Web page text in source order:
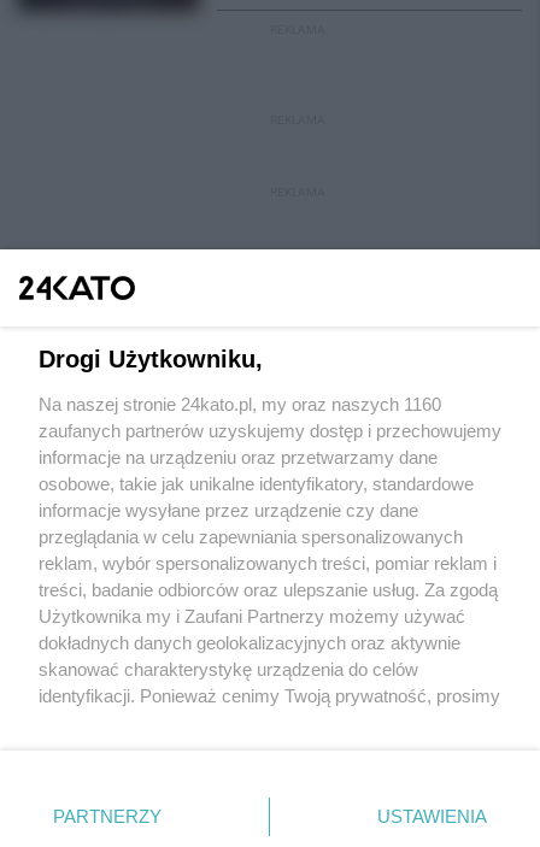
Wydawca mediów lokalnych
Nie zapomnij
zapoznać się z:
polityką prywatności regulamin korzystania z portali
Twojemiasto
Piekary Śląskie
Chorzów
Tarnowskie Góry
Gliwice
Skontakuj sięz nami
Kontakt
Wydawca
Redakcja
Drogi Użytkowniku,
Na naszej stronie 24kato.pl, my oraz naszych 1160
zaufanych partnerów uzyskujemy dostęp i przechowujemy
informacje na urządzeniu oraz przetwarzamy dane
osobowe, takie jak unikalne identyfikatory, standardowe
informacje wysyłane przez urządzenie czy dane
przeglądania w celu zapewniania spersonalizowanych
reklam, wybór spersonalizowanych treści, pomiar reklam i
treści, badanie odbiorców oraz ulepszanie usług. Za zgodą
Użytkownika my i Zaufani Partnerzy możemy używać
dokładnych danych geolokalizacyjnych oraz aktywnie
skanować charakterystykę urządzenia do celów
identyfikacji. Ponieważ cenimy Twoją prywatność, prosimy
prywatności znajdujący się w lewym dolnym rogu strony
. Niektóre rodzaje przetwarzania danych nie wymagają
PARTNERZY USTAWIENIA